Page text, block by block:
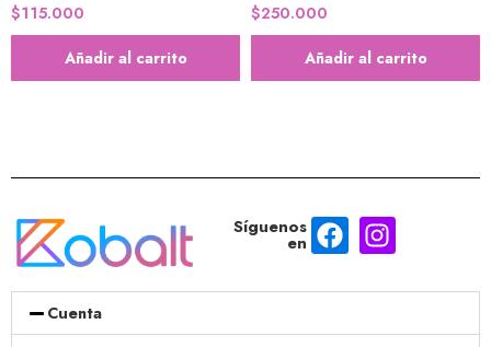
$115.000
Añadir al carrito
$250.000
Añadir al carrito
Síguenos
en
Cuenta